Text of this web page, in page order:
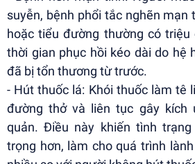
suyễn, bệnh phổi tắc nghẽn mạn
hoặc tiểu đường thường có triệu
thời gian phục hồi kéo dài do hệ
đã bị tổn thương từ trước.
- Hút thuốc lá: Khói thuốc làm tê
đường thở và liên tục gây kích
quản. Điều này khiến tình
trọng hơn, làm cho quá trình